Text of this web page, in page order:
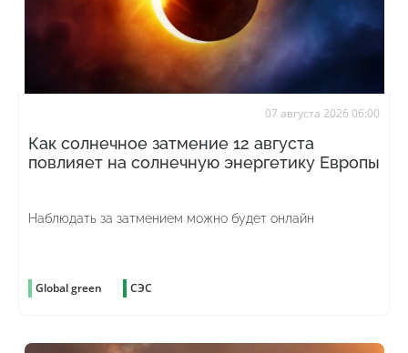
07 августа 2026 06:00
Как солнечное затмение 12 августа
повлияет на солнечную энергетику Европы
Наблюдать за затмением можно будет онлайн
Global green СЭС